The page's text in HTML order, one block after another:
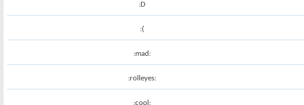
:D
:(
:mad:
:rolleyes:
:cool: